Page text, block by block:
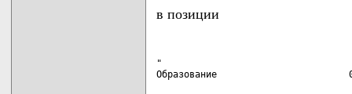
в позиции
"
Образование